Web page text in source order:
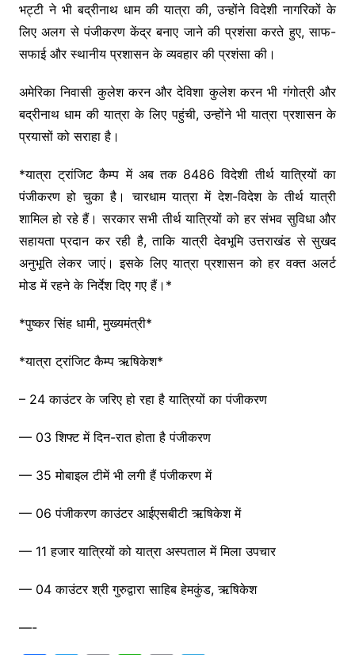
भट्टी ने भी बद्रीनाथ धाम की यात्रा की, उन्होंने विदेशी नागरिकों के
लिए अलग से पंजीकरण केंद्र बनाए जाने की प्रशंसा करते हुए, साफ-
सफाई और स्थानीय प्रशासन के व्यवहार की प्रशंसा की।
अमेरिका निवासी कुलेश करन और देविशा कुलेश करन भी गंगोत्री और
बद्रीनाथ धाम की यात्रा के लिए पहुंची, उन्होंने भी यात्रा प्रशासन के
प्रयासों को सराहा है।
*यात्रा ट्रांजिट कैम्प में अब तक 8486 विदेशी तीर्थ यात्रियों का
पंजीकरण हो चुका है। चारधाम यात्रा में देश-विदेश के तीर्थ यात्री
शामिल हो रहे हैं। सरकार सभी तीर्थ यात्रियों को हर संभव सुविधा और
सहायता प्रदान कर रही है, ताकि यात्री देवभूमि उत्तराखंड से सुखद
अनुभूति लेकर जाएं। इसके लिए यात्रा प्रशासन को हर वक्त अलर्ट
मोड में रहने के निर्देश दिए गए हैं।*
*पुष्कर सिंह धामी, मुख्यमंत्री*
*यात्रा ट्रांजिट कैम्प ऋषिकेश*
– 24 काउंटर के जरिए हो रहा है यात्रियों का पंजीकरण
— 03 शिफ्ट में दिन-रात होता है पंजीकरण
— 35 मोबाइल टीमें भी लगी हैं पंजीकरण में
— 06 पंजीकरण काउंटर आईएसबीटी ऋषिकेश में
— 11 हजार यात्रियों को यात्रा अस्पताल में मिला उपचार
— 04 काउंटर श्री गुरुद्वारा साहिब हेमकुंड, ऋषिकेश
—-